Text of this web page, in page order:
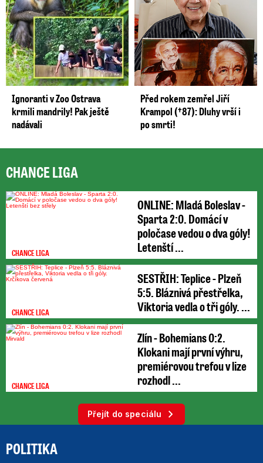
Ignoranti v Zoo Ostrava
krmili mandrily! Pak ještě
nadávali
Před rokem zemřel Jiří
Krampol (†87): Dluhy vrší i
po smrti!
CHANCE LIGA
CHANCE LIGA
ONLINE: Mladá Boleslav -
Sparta 2:0. Domácí v
poločase vedou o dva góly!
Letenští ...
CHANCE LIGA
SESTŘIH: Teplice - Plzeň
5:5. Bláznivá přestřelka,
Viktoria vedla o tři góly. ...
CHANCE LIGA
Zlín - Bohemians 0:2.
Klokani mají první výhru,
premiérovou trefou v lize
rozhodl ...
Přejít do speciálu
POLITIKA